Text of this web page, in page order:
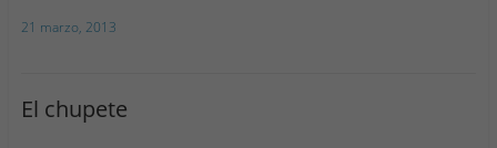
21 marzo, 2013
El chupete